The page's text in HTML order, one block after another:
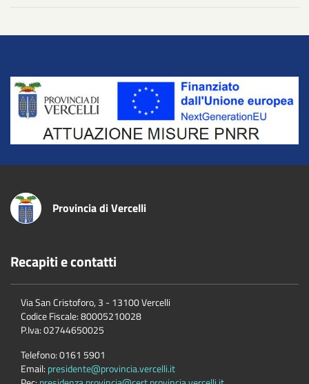
Title
Provincia di Vercelli
Recapiti e contatti
Via San Cristoforo, 3 - 13100 Vercelli
Codice Fiscale:80005210028
P.Iva:02744650025
Telefono:0161 5901
Email: presidente@provincia.vercelli.it